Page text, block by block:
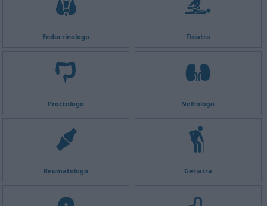
Endocrinologo Fisiatra
Proctologo Nefrologo
Reumatologo Geriatra